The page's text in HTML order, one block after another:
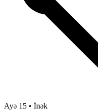
Ayə 15 • İnək